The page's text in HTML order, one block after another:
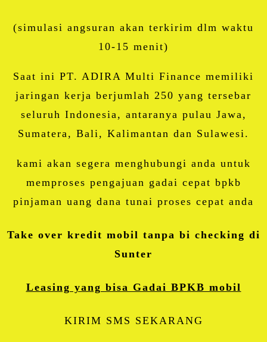
(simulasi angsuran akan terkirim dlm waktu
10-15 menit)
Saat ini PT. ADIRA Multi Finance memiliki
jaringan kerja berjumlah 250 yang tersebar
seluruh Indonesia, antaranya pulau Jawa,
Sumatera, Bali, Kalimantan dan Sulawesi.
kami akan segera menghubungi anda untuk
memproses pengajuan gadai cepat bpkb
pinjaman uang dana tunai proses cepat anda
Take over kredit mobil tanpa bi checking di
Sunter
Leasing yang bisa Gadai BPKB mobil
KIRIM SMS SEKARANG